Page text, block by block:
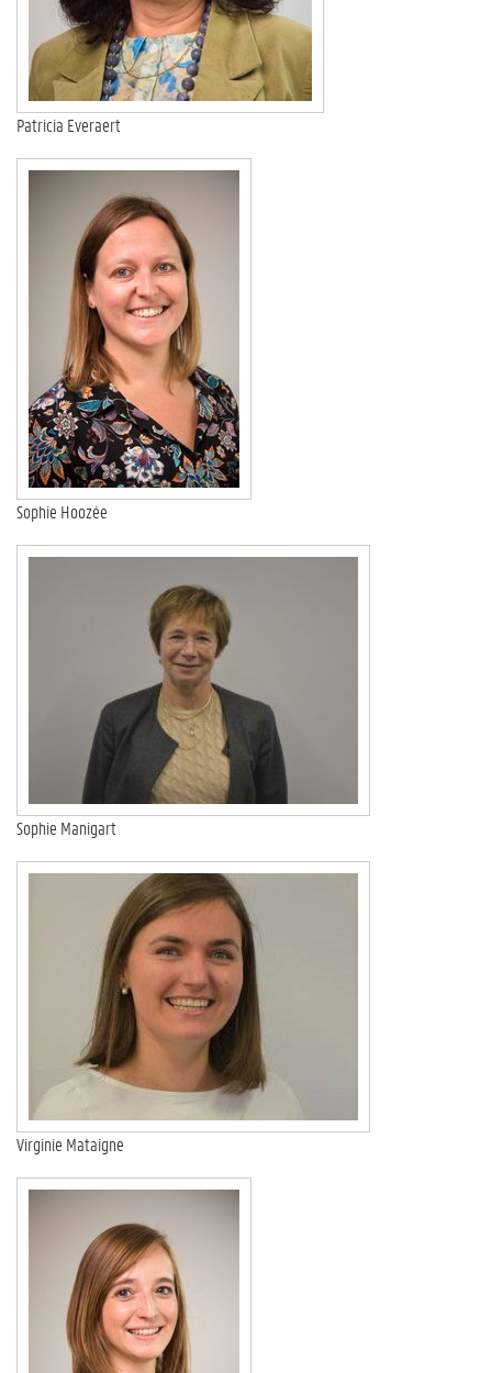
Patricia Everaert
Sophie Hoozée
Sophie Manigart
Virginie Mataigne